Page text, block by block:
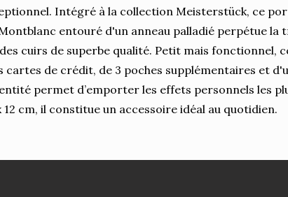
Intégré à la collection Meisterstück, ce
entouré d'un anneau palladié perpétue
cuirs de superbe qualité. Petit mais
cartes de crédit, de 3 poches supplémentaires et
permet d’emporter les effets personnels les
cm, il constitue un accessoire idéal au quotidien.